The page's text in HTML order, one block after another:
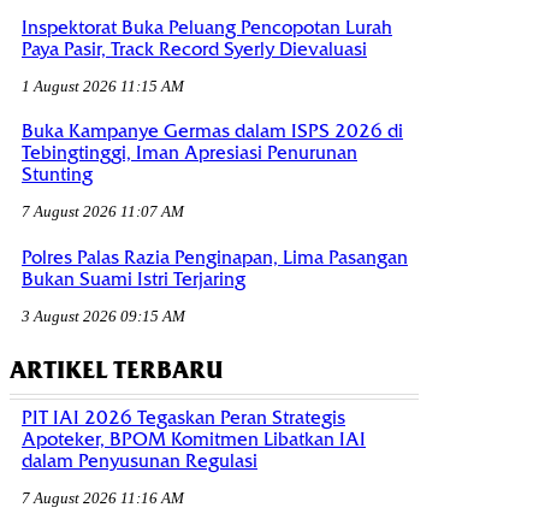
Inspektorat Buka Peluang Pencopotan Lurah
Paya Pasir, Track Record Syerly Dievaluasi
1 August 2026 11:15 AM
Buka Kampanye Germas dalam ISPS 2026 di
Tebingtinggi, Iman Apresiasi Penurunan
Stunting
7 August 2026 11:07 AM
Polres Palas Razia Penginapan, Lima Pasangan
Bukan Suami Istri Terjaring
3 August 2026 09:15 AM
ARTIKEL TERBARU
PIT IAI 2026 Tegaskan Peran Strategis
Apoteker, BPOM Komitmen Libatkan IAI
dalam Penyusunan Regulasi
7 August 2026 11:16 AM